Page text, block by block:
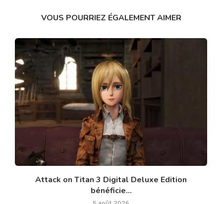
VOUS POURRIEZ ÉGALEMENT AIMER
Attack on Titan 3 Digital Deluxe Edition
bénéficie...